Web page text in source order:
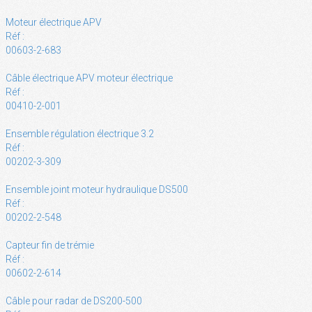
Moteur électrique APV
Réf :
00603-2-683
Câble électrique APV moteur électrique
Réf :
00410-2-001
Ensemble régulation électrique 3.2
Réf :
00202-3-309
Ensemble joint moteur hydraulique DS500
Réf :
00202-2-548
Capteur fin de trémie
Réf :
00602-2-614
Câble pour radar de DS200-500